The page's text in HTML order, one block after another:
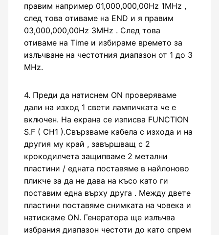
правим например 01,000,000,00Hz 1MHz ,
след това отиваме на END и я правим
03,000,000,00Hz 3MHz . След това
отиваме на Time и избираме времето за
излъчване на честотния диапазон от 1 до 3
MHz.
4. Преди да натиснем ON проверяваме
дали на изход 1 свети лампичката че е
включен. На екрана се изписва FUNCTION
S.F ( CH1 ).Свързваме кабела с изхода и на
другия му край , завършващ с 2
крокодилчета защипваме 2 метални
пластини / едната поставяме в найлоново
пликче за да не дава на късо като ги
поставим една върху друга . Между двете
пластини поставяме снимката на човека и
натискаме ON. Генератора ще излъчва
избрания диапазон честоти до като спрем